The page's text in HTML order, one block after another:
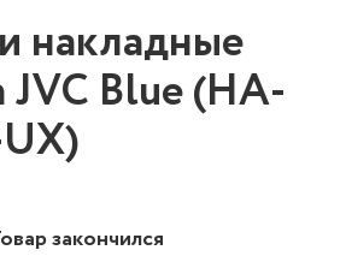
накладные
Blue (HA-
закончился